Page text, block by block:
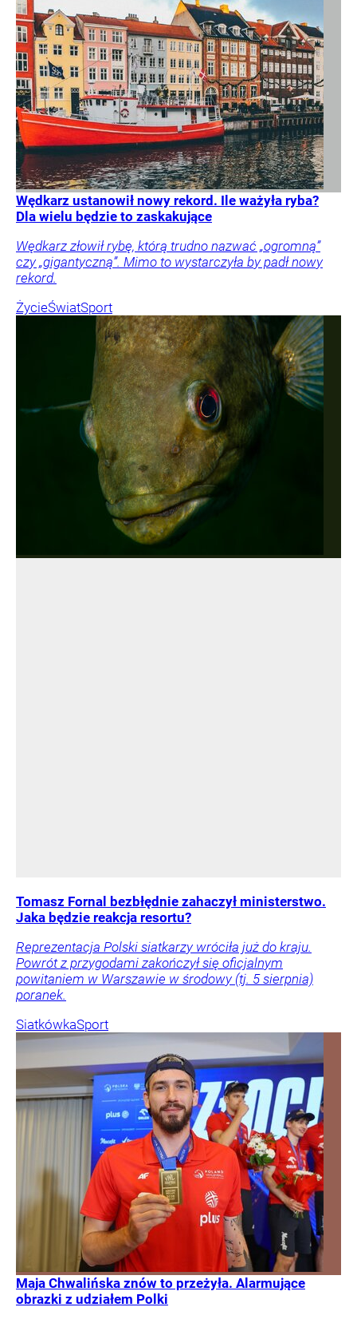
Wędkarz ustanowił nowy rekord. Ile ważyła ryba?
Dla wielu będzie to zaskakujące
Wędkarz złowił rybę, którą trudno nazwać „ogromną”
czy „gigantyczną”. Mimo to wystarczyła by padł nowy
rekord.
ŻycieŚwiatSport
Tomasz Fornal bezbłędnie zahaczył ministerstwo.
Jaka będzie reakcja resortu?
Reprezentacja Polski siatkarzy wróciła już do kraju.
Powrót z przygodami zakończył się oficjalnym
powitaniem w Warszawie w środowy (tj. 5 sierpnia)
poranek.
SiatkówkaSport
Maja Chwalińska znów to przeżyła. Alarmujące
obrazki z udziałem Polki